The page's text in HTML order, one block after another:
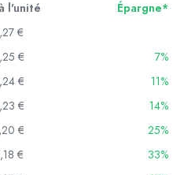
l'unité
Épargne*
€
€
7%
€
11%
€
14%
€
25%
€
33%